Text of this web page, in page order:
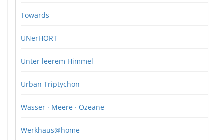
Towards
UNerHÖRT
Unter leerem Himmel
Urban Triptychon
Wasser · Meere · Ozeane
Werkhaus@home